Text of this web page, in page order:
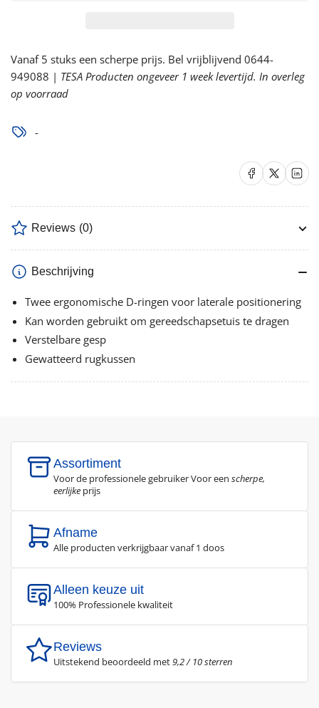
Vanaf 5 stuks een scherpe prijs. Bel vrijblijvend 0644-
949088 | TESA Producten ongeveer 1 week levertijd. In overleg
op voorraad
-
Delen op Facebook
Delen op X Delen
Reviews (0)
Beschrijving
Twee ergonomische D-ringen voor laterale positionering
Kan worden gebruikt om gereedschapsetuis te dragen
Verstelbare gesp
Gewatteerd rugkussen
Assortiment
Voor de professionele gebruiker Voor een scherpe,
eerlijke prijs
Afname
Alle producten verkrijgbaar vanaf 1 doos
Alleen keuze uit
100% Professionele kwaliteit
Reviews
Uitstekend beoordeeld met9,2 / 10 sterren